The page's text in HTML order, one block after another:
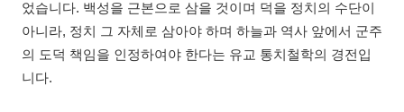
었습니다. 백성을 근본으로 삼을 것이며 덕을 정치의 수단이
아니라, 정치 그 자체로 삼아야 하며 하늘과 역사 앞에서 군주
의 도덕 책임을 인정하여야 한다는 유교 통치철학의 경전입
니다.